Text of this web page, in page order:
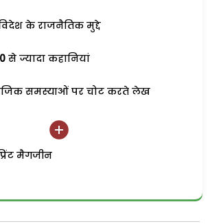
के राजनैतिक मुद्दे
से ज्यादा कहानियां
समस्याओं पर चोट करते लेख
मैगजीन